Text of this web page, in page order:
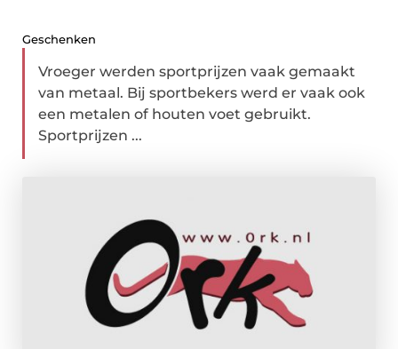
Geschenken
Vroeger werden sportprijzen vaak gemaakt
van metaal. Bij sportbekers werd er vaak ook
een metalen of houten voet gebruikt.
Sportprijzen ...